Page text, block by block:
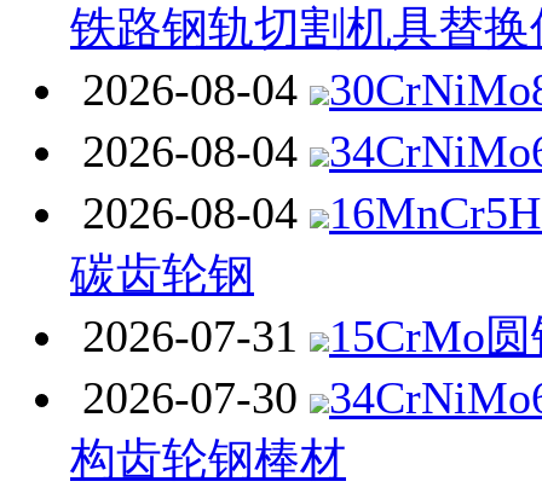
铁路钢轨切割机具替换
2026-08-04
2026-08-04
2026-08-04
碳齿轮钢
2026-07-31
15CrMo
2026-07-30
构齿轮钢棒材